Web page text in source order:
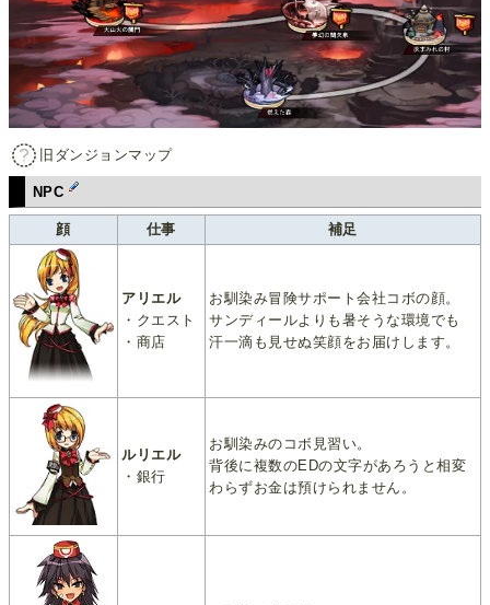
旧ダンジョンマップ
NPC
顔 仕事 補足
アリエル
・クエスト
・商店
お馴染み冒険サポート会社コボの顔。
サンディールよりも暑そうな環境でも
汗一滴も見せぬ笑顔をお届けします。
ルリエル
・銀行
お馴染みのコボ見習い。
背後に複数のEDの文字があろうと相変
わらずお金は預けられません。